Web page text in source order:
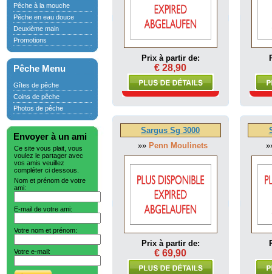
Pêche à la mouche
Pêche en eau douce
Deuxième main
Promotions
Pêche Menu
Gîtes de pêche
Coins de pêche
Photos de pêche
Envoyer à un ami
Ce site vous plait, vous
voulez le partager avec
vos amis veuillez
compléter ci dessous.
Nom et prénom de votre
ami:
E-mail de votre ami:
Votre nom et prénom:
Votre e-mail:
Prix à partir de:
€ 28,90
Sargus Sg 3000
»» Penn Moulinets
Prix à partir de:
€ 69,90